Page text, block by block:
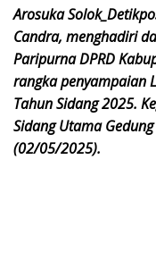
Arosuka
Candra, menghadiri
Paripurna DPRD
rangka penyampaian
Tahun Sidang 2025.
Sidang Utama
(02/05/2025).